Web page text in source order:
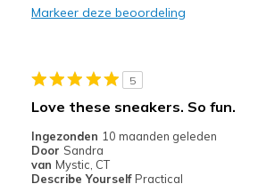
View On Shoes
I'm Really Into Shoes
Markeer deze beoordeling
5
Love these sneakers. So fun.
Ingezonden 10 maanden geleden
Door Sandra
van Mystic, CT
Describe Yourself Practical